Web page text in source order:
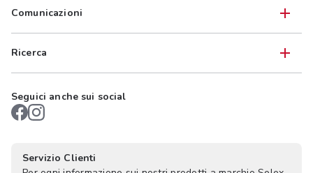
Comunicazioni
Ricerca
Seguici anche sui social
Servizio Clienti